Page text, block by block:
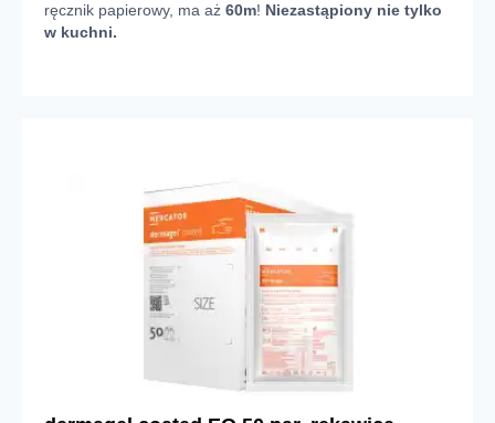
ręcznik papierowy, ma aż 60m! Niezastąpiony nie tylko
w kuchni.